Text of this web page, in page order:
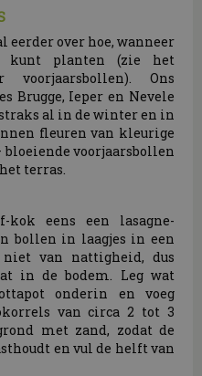
eerder over hoe, wanneer
kunt planten (zie het
Ons
Brugge, Ieper en Nevele
al in de winter en in
fleuren van kleurige
bloeiende voorjaarsbollen
terras.
kok eens een lasagne-
bollen in laagjes in een
van nattigheid, dus
in de bodem. Leg wat
onderin en voeg
van circa 2 tot 3
met zand, zodat de
en vul de helft van